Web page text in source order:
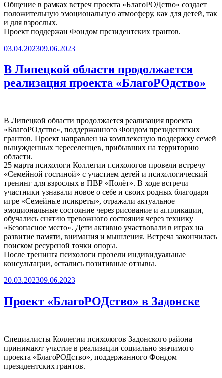
Общение в рамках встреч проекта «БлагоРОДство» создает
положительную эмоциональную атмосферу, как для детей, так
и для взрослых.
Проект поддержан Фондом президентских грантов.
Опубликовано
03.04.202309.06.2023
В Липецкой области продолжается
реализация проекта «БлагоРОдство»
В Липецкой области продолжается реализация проекта
«БлагоРОдство», поддержанного Фондом президентских
грантов. Проект направлен на комплексную поддержку семей
вынужденных переселенцев, прибывших на территорию
области.
25 марта психологи Коллегии психологов провели встречу
«Семейной гостиной» с участием детей и психологический
тренинг для взрослых в ПВР «Полёт». В ходе встречи
участники узнавали новое о себе и своих родных благодаря
игре «Семейные псикреты», отражали актуальное
эмоциональные состояние через рисование и аппликации,
обучались снятию тревожного состояния через технику
«Безопасное место». Дети активно участвовали в играх на
развитие памяти, внимания и мышления. Встреча закончилась
поиском ресурсной точки опоры.
После тренинга психологи провели индивидуальные
консультации, остались позитивные отзывы.
Опубликовано
20.03.202309.06.2023
Проект «БлагоРОДство» в Задонске
Специалисты Коллегии психологов Задонского района
принимают участие в реализации социально значимого
проекта «БлагоРОДство», поддержанного Фондом
президентских грантов.